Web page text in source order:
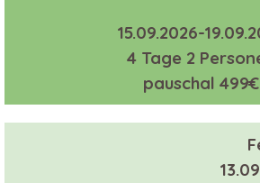
15.09.2026-
4 Tage 2
pauschal 499€